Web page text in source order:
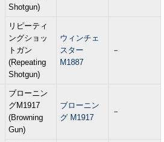
Shotgun)
リピーティ
ングショッ
トガン
(Repeating
Shotgun)
ウィンチェ
スター
M1887
－
ブローニン
グM1917
(Browning
Gun)
ブローニン
グ M1917
－